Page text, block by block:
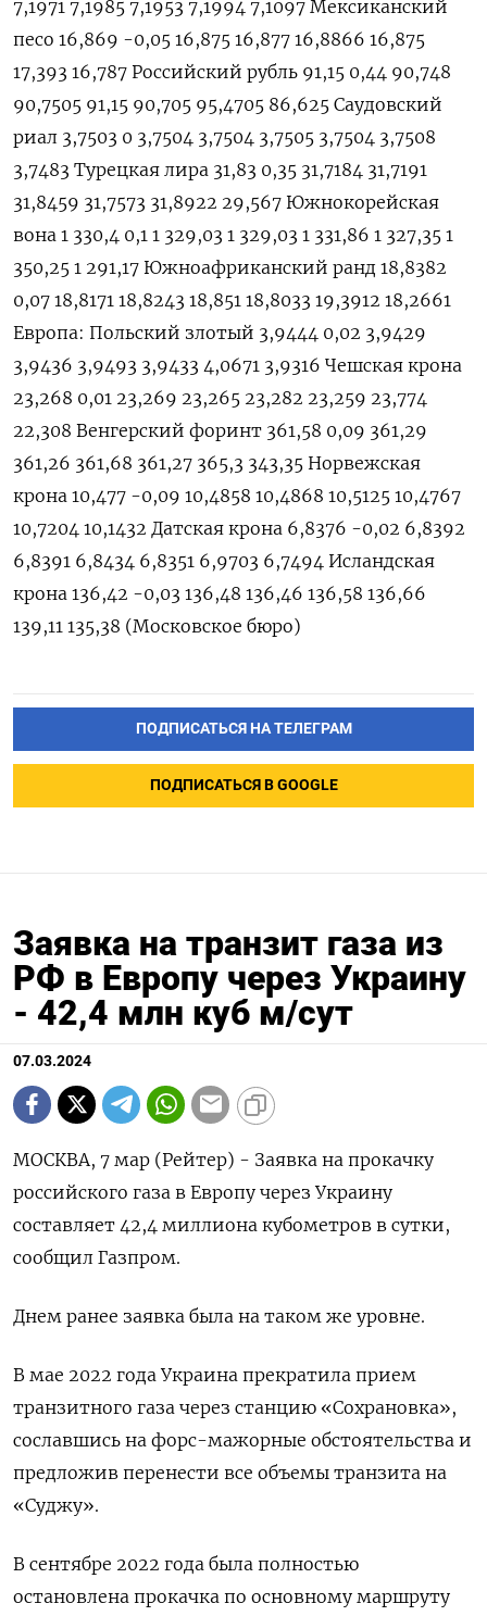
7,1971 7,1985 7,1953 7,1994 7,1097 Мексиканский
песо 16,869 -0,05 16,875 16,877 16,8866 16,875
17,393 16,787 Российский рубль 91,15 0,44 90,748
90,7505 91,15 90,705 95,4705 86,625 Саудовский
риал 3,7503 0 3,7504 3,7504 3,7505 3,7504 3,7508
3,7483 Турецкая лира 31,83 0,35 31,7184 31,7191
31,8459 31,7573 31,8922 29,567 Южнокорейская
вона 1 330,4 0,1 1 329,03 1 329,03 1 331,86 1 327,35 1
350,25 1 291,17 Южноафриканский ранд 18,8382
0,07 18,8171 18,8243 18,851 18,8033 19,3912 18,2661
Европа: Польский злотый 3,9444 0,02 3,9429
3,9436 3,9493 3,9433 4,0671 3,9316 Чешская крона
23,268 0,01 23,269 23,265 23,282 23,259 23,774
22,308 Венгерский форинт 361,58 0,09 361,29
361,26 361,68 361,27 365,3 343,35 Норвежская
крона 10,477 -0,09 10,4858 10,4868 10,5125 10,4767
10,7204 10,1432 Датская крона 6,8376 -0,02 6,8392
6,8391 6,8434 6,8351 6,9703 6,7494 Исландская
крона 136,42 -0,03 136,48 136,46 136,58 136,66
139,11 135,38 (Московское бюро)
ПОДПИСАТЬСЯ НА ТЕЛЕГРАМ
ПОДПИСАТЬСЯ В GOOGLE
Заявка на транзит газа из
РФ в Европу через Украину
- 42,4 млн куб м/сут
07.03.2024
МОСКВА, 7 мар (Рейтер) - Заявка на прокачку
российского газа в Европу через Украину
составляет 42,4 миллиона кубометров в сутки,
сообщил Газпром.
Днем ранее заявка была на таком же уровне.
В мае 2022 года Украина прекратила прием
транзитного газа через станцию «Сохрановка»,
сославшись на форс-мажорные обстоятельства и
предложив перенести все объемы транзита на
«Суджу».
В сентябре 2022 года была полностью
остановлена прокачка по основному маршруту